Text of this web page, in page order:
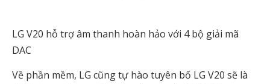
LG V20 hỗ trợ âm thanh hoàn hảo với 4 bộ giải mã
DAC
Về phần mềm, LG cũng tự hào tuyên bố LG V20 sẽ là